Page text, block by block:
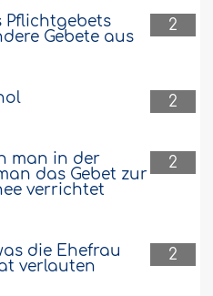
2
Pflichtgebets
Gebete aus
2
2
man in der
das Gebet zur
verrichtet
2
die Ehefrau
verlauten